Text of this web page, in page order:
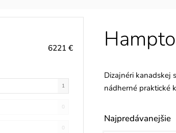
6221 €
1
0
0
Dizajnéri kanadskej
nádherné praktické
Najpredávanejšie